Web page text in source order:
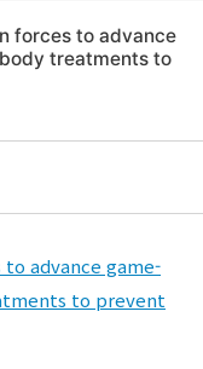
forces to advance
treatments to
to advance game-
to prevent